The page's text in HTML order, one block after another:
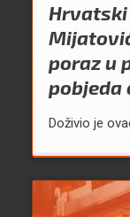
Hrvatski
poraz u
pobjeda
Doživio je